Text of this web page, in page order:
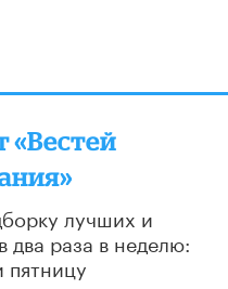
«Вестей
лучших и
два раза в неделю:
пятницу